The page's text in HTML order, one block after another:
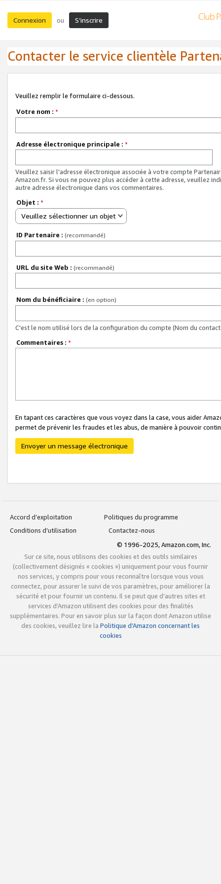
Connexion ou S’inscrire
Contacter le service clientèle
Veuillez remplir le formulaire ci-dessous.
Votre nom : *
Adresse électronique principale : *
Veuillez saisir l'adresse électronique associée à votre compte
Amazon.fr. Si vous ne pouvez plus accéder à cette adresse, veuillez
autre adresse électronique dans vos commentaires.
Objet : *
Veuillez sélectionner un objet
ID Partenaire : (recommandé)
URL du site Web : (recommandé)
Nom du bénéficiaire : (en option)
C'est le nom utilisé lors de la configuration du compte (Nom du
Commentaires : *
En tapant ces caractères que vous voyez dans la case, vous aider
permet de prévenir les fraudes et les abus, de manière à pouvoir
Envoyer un message électronique
Accord d’exploitation
Politiques du programme
Conditions d’utilisation
Contactez-nous
© 1996-2025, Amazon.com, Inc.
Sur ce site, nous utilisons des cookies et des outils similaires
(collectivement désignés « cookies ») uniquement pour vous fournir
nos services, y compris pour vous reconnaître lorsque vous vous
connectez, pour assurer le suivi de vos paramètres, pour améliorer la
sécurité et pour fournir un contenu. Il se peut que d’autres sites et
services d’Amazon utilisent des cookies pour des finalités
supplémentaires. Pour en savoir plus sur la façon dont Amazon utilise
des cookies, veuillez lire la Politique d’Amazon concernant les
cookies